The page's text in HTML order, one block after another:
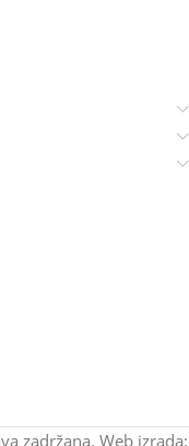
zadržana. Web izrada: